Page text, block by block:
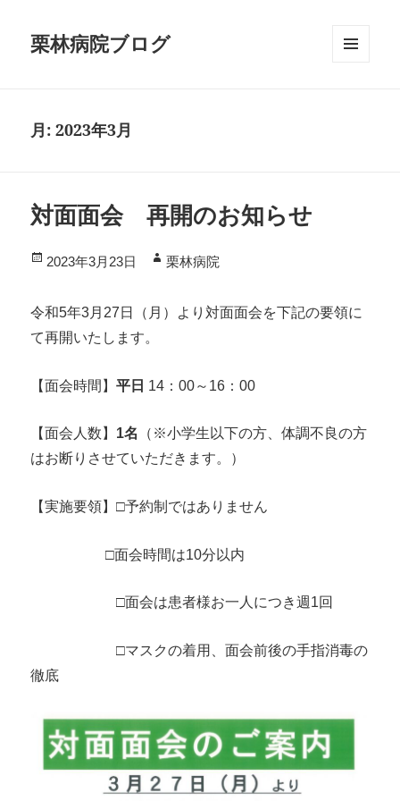
栗林病院ブログ
月:2023年3月
対面面会 再開のお知らせ
投
日:
2023年3月23日
作
者
栗林病院
令和5年3月27日（月）より対面面会を下記の要領に
て再開いたします。
【面会時間】平日 14：00～16：00
【面会人数】 1名
（※小学生以下の方、体調不良の方
はお断りさせていただきます。）
【実施要領】□予約制ではありません
□面会時間は10分以内
□面会は患者様お一人につき週1回
□マスクの着用、面会前後の手指消毒の
徹底